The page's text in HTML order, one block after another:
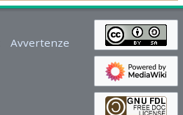
Avvertenze